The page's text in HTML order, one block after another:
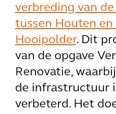
verbreding van
tussen Houten
Hooipolder. Dit
van de opgave
Renovatie,
de infrastructuur
verbeterd. Het